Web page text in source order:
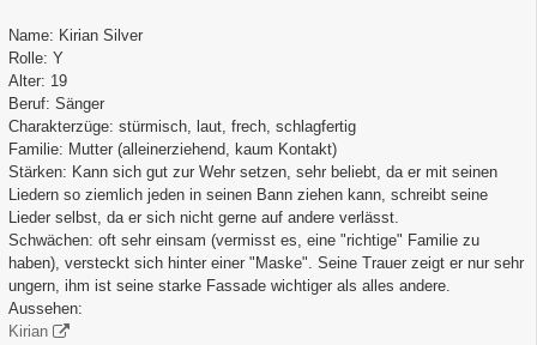
Name: Kirian Silver
Rolle: Y
Alter: 19
Beruf: Sänger
Charakterzüge: stürmisch, laut, frech, schlagfertig
Familie: Mutter (alleinerziehend, kaum Kontakt)
Stärken: Kann sich gut zur Wehr setzen, sehr beliebt, da er mit seinen
Liedern so ziemlich jeden in seinen Bann ziehen kann, schreibt seine
Lieder selbst, da er sich nicht gerne auf andere verlässt.
Schwächen: oft sehr einsam (vermisst es, eine "richtige" Familie zu
haben), versteckt sich hinter einer "Maske". Seine Trauer zeigt er nur sehr
ungern, ihm ist seine starke Fassade wichtiger als alles andere.
Aussehen:
Kirian